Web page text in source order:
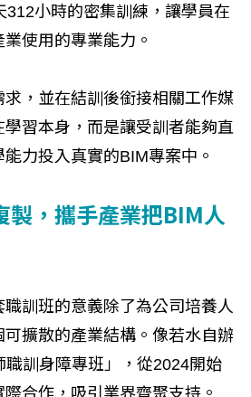
312小時的密集訓練，讓學員在
使用的專業能力。
，並在結訓後銜接相關工作媒
習本身，而是讓受訓者能夠直
力投入真實的BIM專案中。
製，攜手產業把BIM人
訓班的意義除了為公司培養人
擴散的產業結構。像若水自辦
職訓身障專班」，從2024開始
合作，吸引業界齊聚支持。